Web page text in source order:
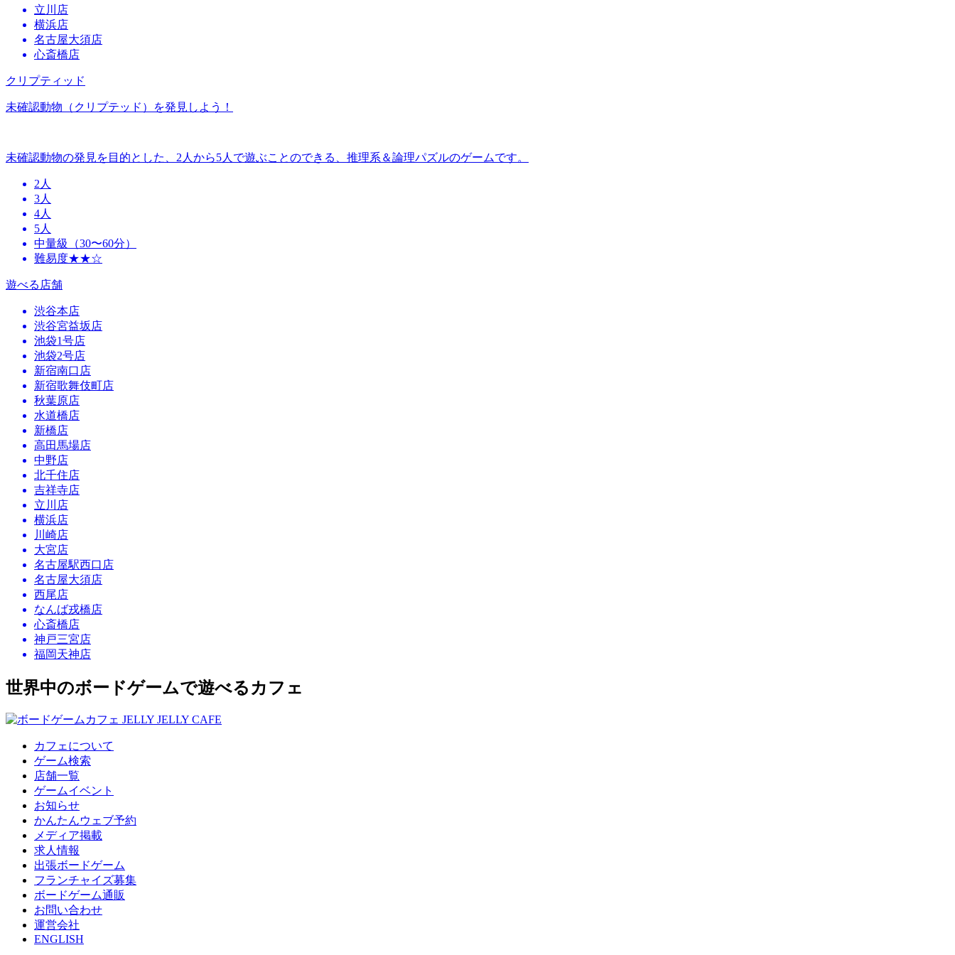
立川店
横浜店
名古屋大須店
心斎橋店
クリプティッド
未確認動物（クリプテッド）を発見しよう！
未確認動物の発見を目的とした、2人から5人で遊ぶことのできる、推理系＆論理パズルのゲームです。
2人
3人
4人
5人
中量級（30〜60分）
難易度★★☆
遊べる店舗
渋谷本店
渋谷宮益坂店
池袋1号店
池袋2号店
新宿南口店
新宿歌舞伎町店
秋葉原店
水道橋店
新橋店
高田馬場店
中野店
北千住店
吉祥寺店
立川店
横浜店
川崎店
大宮店
名古屋駅西口店
名古屋大須店
西尾店
なんば戎橋店
心斎橋店
神戸三宮店
福岡天神店
世界中のボードゲームで遊べるカフェ
カフェについて
ゲーム検索
店舗一覧
ゲームイベント
お知らせ
かんたんウェブ予約
メディア掲載
求人情報
出張ボードゲーム
フランチャイズ募集
ボードゲーム通販
お問い合わせ
運営会社
ENGLISH